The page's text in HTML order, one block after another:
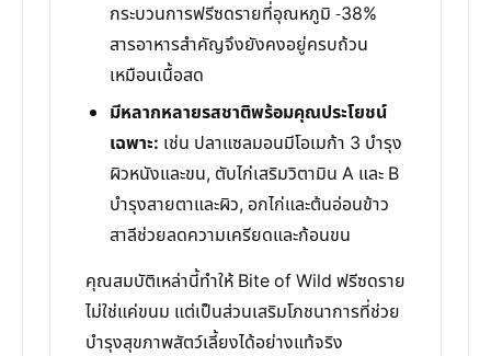
กระบวนการฟรีซดรายที่อุณหภูมิ -38%
สารอาหารสำคัญจึงยังคงอยู่ครบถ้วน
เหมือนเนื้อสด
มีหลากหลายรสชาติพร้อมคุณประโยชน์
เฉพาะ: เช่น ปลาแซลมอนมีโอเมก้า 3 บำรุง
ผิวหนังและขน, ตับไก่เสริมวิตามิน A และ B
บำรุงสายตาและผิว, อกไก่และต้นอ่อนข้าว
สาลีช่วยลดความเครียดและก้อนขน
คุณสมบัติเหล่านี้ทำให้ Bite of Wild ฟรีซดราย
ไม่ใช่แค่ขนม แต่เป็นส่วนเสริมโภชนาการที่ช่วย
บำรุงสุขภาพสัตว์เลี้ยงได้อย่างแท้จริง